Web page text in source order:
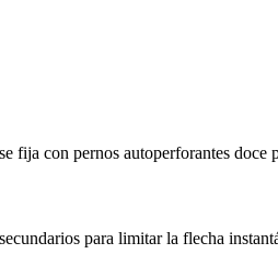
fija con pernos autoperforantes
para limitar la flecha